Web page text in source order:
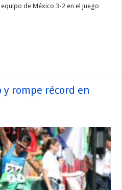
de México 3-2 en el juego
rompe récord en